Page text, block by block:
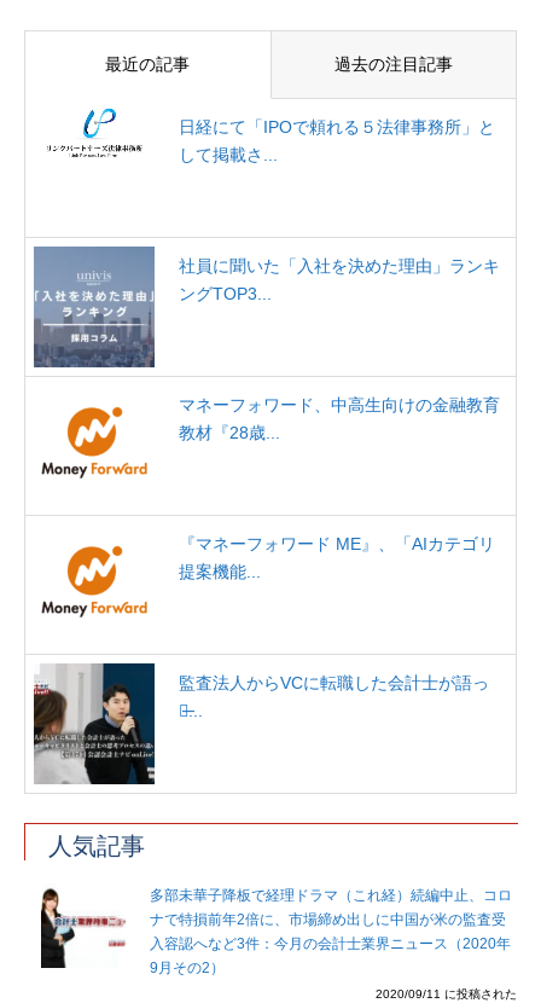
最近の記事 過去の注目記事
日経にて「IPOで頼れる５法律事務所」と
して掲載さ...
社員に聞いた「入社を決めた理由」ランキ
ングTOP3...
マネーフォワード、中高生向けの金融教育
教材『28歳...
『マネーフォワード ME』、「AIカテゴリ
提案機能...
監査法人からVCに転職した会計士が語っ
た̶...
人気記事
多部未華子降板で経理ドラマ（これ経）続編中止、コロ
ナで特損前年2倍に、市場締め出しに中国が米の監査受
入容認へなど3件：今月の会計士業界ニュース（2020年
9月その2）
2020/09/11 に投稿された